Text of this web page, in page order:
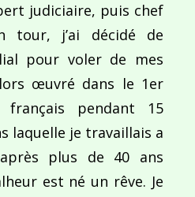
judiciaire, puis chef
tour, j’ai décidé de
pour voler de mes
œuvré dans le 1er
pendant 15
laquelle je travaillais a
plus de 40 ans
est né un rêve. Je